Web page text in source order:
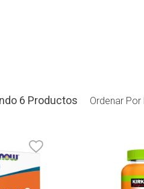
6 Productos Ordenar Por